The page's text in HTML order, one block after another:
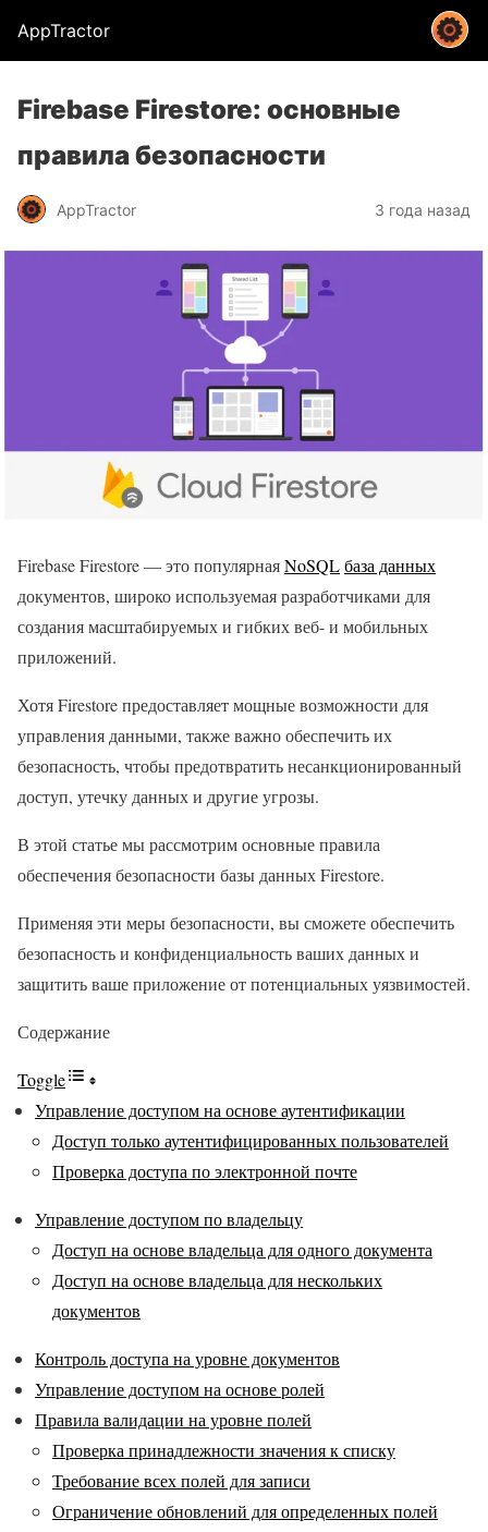
AppTractor
Firebase Firestore: основные
правила безопасности
AppTractor 3 года назад
Firebase Firestore — это популярнаяNoSQLбаза данных
документов, широко используемая разработчиками для
создания масштабируемых и гибких веб- и мобильных
приложений.
Хотя Firestore предоставляет мощные возможности для
управления данными, также важно обеспечить их
безопасность, чтобы предотвратить несанкционированный
доступ, утечку данных и другие угрозы.
В этой статье мы рассмотрим основные правила
обеспечения безопасности базы данных Firestore.
Применяя эти меры безопасности, вы сможете обеспечить
безопасность и конфиденциальность ваших данных и
защитить ваше приложение от потенциальных уязвимостей.
Содержание
Toggle
Управление доступом на основе аутентификации
Доступ только аутентифицированных пользователей
Проверка доступа по электронной почте
Управление доступом по владельцу
Доступ на основе владельца для одного документа
Доступ на основе владельца для нескольких
документов
Контроль доступа на уровне документов
Управление доступом на основе ролей
Правила валидации на уровне полей
Проверка принадлежности значения к списку
Требование всех полей для записи
Ограничение обновлений для определенных полей